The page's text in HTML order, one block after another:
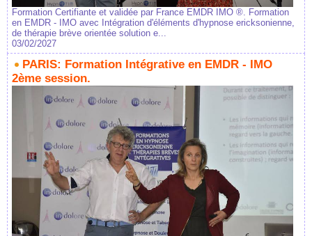
Formation Certifiante et validée par France EMDR IMO ®. Formation
en EMDR - IMO avec Intégration d'éléments d'hypnose ericksonienne,
de thérapie brève orientée solution e...
03/02/2027
PARIS: Formation Intégrative en EMDR - IMO
2ème session.